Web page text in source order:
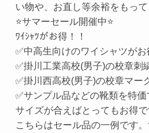
い物や、お直し等余裕をもって
⭐サマーセール開催中⭐
ﾜｲｼｬﾂがお得！！
✅中高生向けのワイシャツがお
✅掛川工業高校(男子)の校章刺
✅掛川西高校(男子)の校章マー
✅サンプル品などの靴類を特価
サイズが合えばとってもお得で
こちらはセール品の一例です